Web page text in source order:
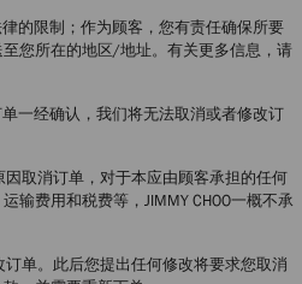
的限制；作为顾客，您有责任确保所要
您所在的地区/地址。有关更多信息，请
一经确认，我们将无法取消或者修改订
取消订单，对于本应由顾客承担的任何
输费用和税费等，JIMMY CHOO一概不承
单。此后您提出任何修改将要求您取消